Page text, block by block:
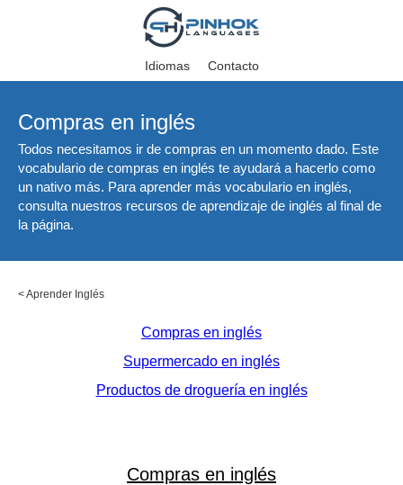
Idiomas Contacto
Compras en inglés
Todos necesitamos ir de compras en un momento dado. Este
vocabulario de compras en inglés te ayudará a hacerlo como
un nativo más. Para aprender más vocabulario en inglés,
consulta nuestros recursos de aprendizaje de inglés al final de
la página.
<Aprender Inglés
Compras en inglés
Supermercado en inglés
Productos de droguería en inglés
Compras en inglés